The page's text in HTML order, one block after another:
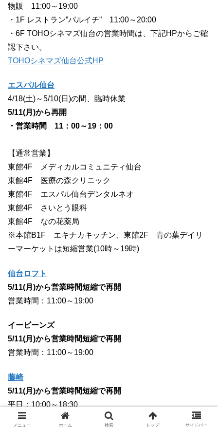
物販 11:00～19:00
・1F レストラン”パルイチ” 11:00～20:00
・6F TOHOシネマズ仙台の営業時間は、下記HPからご確
認下さい。
TOHOシネマズ仙台公式HP
エスパル仙台
4/18(土)～5/10(日)の間、臨時休業
5/11(月)から再開
・営業時間 11：00～19：00
【通常営業】
東館4F メディカルコミュニティ仙台
東館4F 医療の森クリニック
東館4F エスパル仙台デンタルネオ
東館4F さいとう眼科
東館4F なの花薬局
※本館B1F エキナカキッチン、東館2F 青の葉デイリ
ーマーケットは短縮営業(10時～19時)
仙台ロフト
5/11(月)から営業時間短縮で再開
営業時間：11:00～19:00
イービーンズ
5/11(月)から営業時間短縮で再開
営業時間：11:00～19:00
藤崎
5/11(月)から営業時間短縮で再開
平日：10:00～18:30
土日（食品フロアのみ）：10:00～17:00
メニュー ホーム 検索 トップ サイドバー